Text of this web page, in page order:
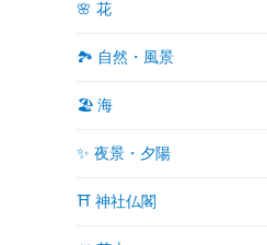
🌸 花
🏞️ 自然・風景
🏖 海
✨ 夜景・夕陽
⛩ 神社仏閣